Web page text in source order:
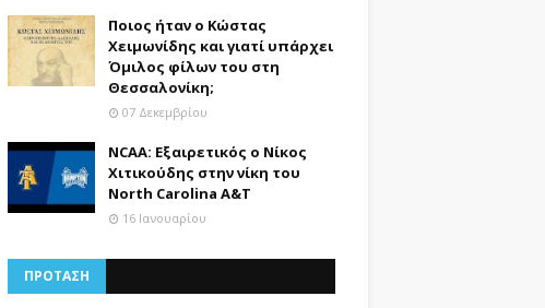
Ποιος ήταν ο Κώστας
Χειμωνίδης και γιατί υπάρχει
Όμιλος φίλων του στη
Θεσσαλονίκη;
07 Δεκεμβρίου
NCAA: Εξαιρετικός ο Νίκος
Χιτικούδης στην νίκη του
North Carolina A&Τ
16 Ιανουαρίου
ΠΡΟΤΑΣΗ